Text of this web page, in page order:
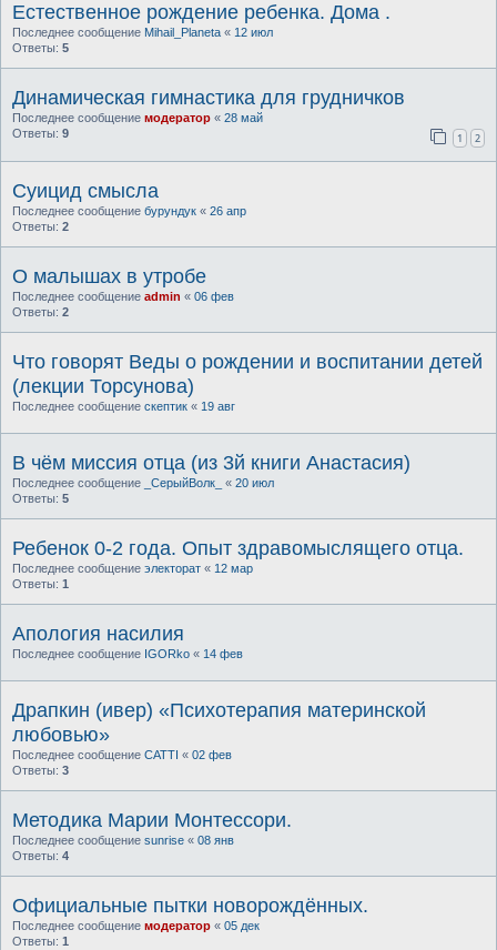
Естественное рождение ребенка. Дома .
Последнее сообщение Mihail_Planeta « 12 июл
Ответы: 5
Динамическая гимнастика для грудничков
Последнее сообщение модератор « 28 май
Ответы: 9 1 2
Суицид смысла
Последнее сообщение бурундук « 26 апр
Ответы: 2
О малышах в утробе
Последнее сообщение admin « 06 фев
Ответы: 2
Что говорят Веды о рождении и воспитании детей
(лекции Торсунова)
Последнее сообщение скептик « 19 авг
В чём миссия отца (из 3й книги Анастасия)
Последнее сообщение _СерыйВолк_ « 20 июл
Ответы: 5
Ребенок 0-2 года. Опыт здравомыслящего отца.
Последнее сообщение электорат « 12 мар
Ответы: 1
Апология насилия
Последнее сообщение IGORko « 14 фев
Драпкин (ивер) «Психотерапия материнской
любовью»
Последнее сообщение CATTI « 02 фев
Ответы: 3
Методика Марии Монтесcори.
Последнее сообщение sunrise « 08 янв
Ответы: 4
Официальные пытки новорождённых.
Последнее сообщение модератор « 05 дек
Ответы: 1